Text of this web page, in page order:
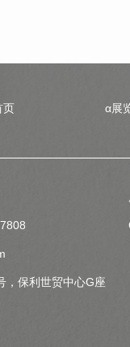
页 α展
，保利世贸中心G座